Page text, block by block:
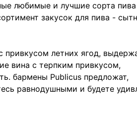
любимые и лучшие сорта пива
закусок для пива -
летних ягод,
вина с терпким привкусом,
бармены Publicus предложат,
равнодушными и будете